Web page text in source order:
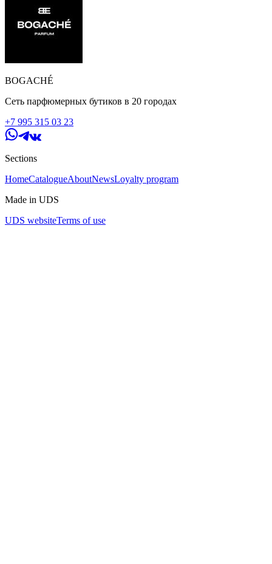
BOGACHÉ
Сеть парфюмерных бутиков в 20 городах
+7 995 315 03 23
Sections
HomeCatalogueAboutNewsLoyalty program
Made in UDS
UDS websiteTerms of use